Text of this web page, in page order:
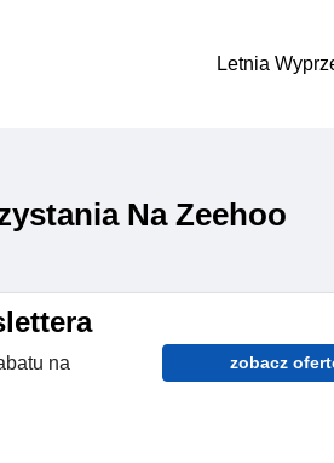
Letnia
Na Zeehoo
na
zobacz